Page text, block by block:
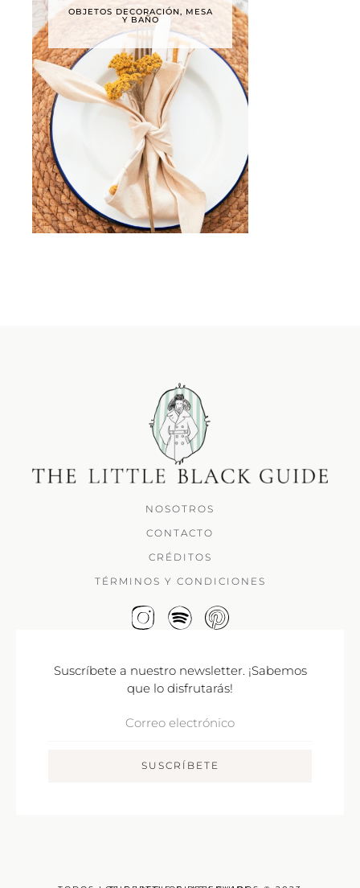
OBJETOS DECORACIÓN, MESA
Y BAÑO
NOSOTROS
CONTACTO
CRÉDITOS
TÉRMINOS Y CONDICIONES
Suscríbete a nuestro newsletter. ¡Sabemos
que lo disfrutarás!
SUSCRÍBETE